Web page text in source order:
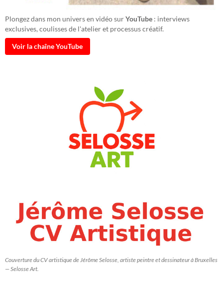
Plongez dans mon univers en vidéo surYouTube : interviews
exclusives, coulisses de l'atelier et processus créatif.
Voir la chaîne YouTube
Couverture du CV artistique de Jérôme Selosse, artiste peintre et dessinateur à Bruxelles
— Selosse Art.